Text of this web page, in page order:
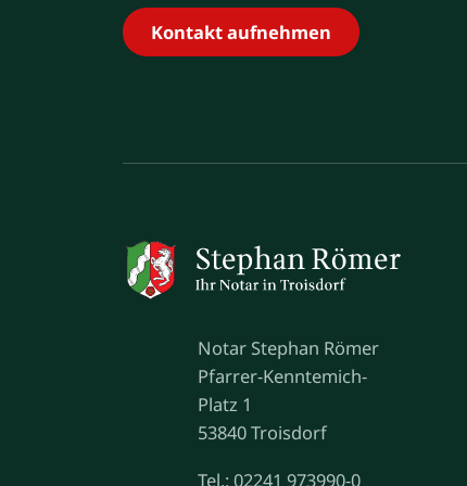
Kontakt aufnehmen
Notar Stephan Römer
Pfarrer-Kenntemich-
Platz 1
53840 Troisdorf
Tel.: 02241 973990-0